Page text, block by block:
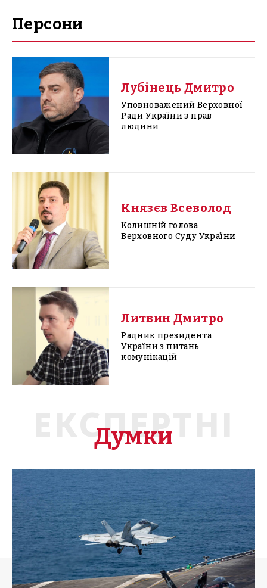
Персони
Лубінець Дмитро
Уповноважений Верховної
Ради України з прав
людини
Князєв Всеволод
Колишній голова
Верховного Суду України
Литвин Дмитро
Радник президента
України з питань
комунікацій
ЕКСПЕРТНІ
Думки